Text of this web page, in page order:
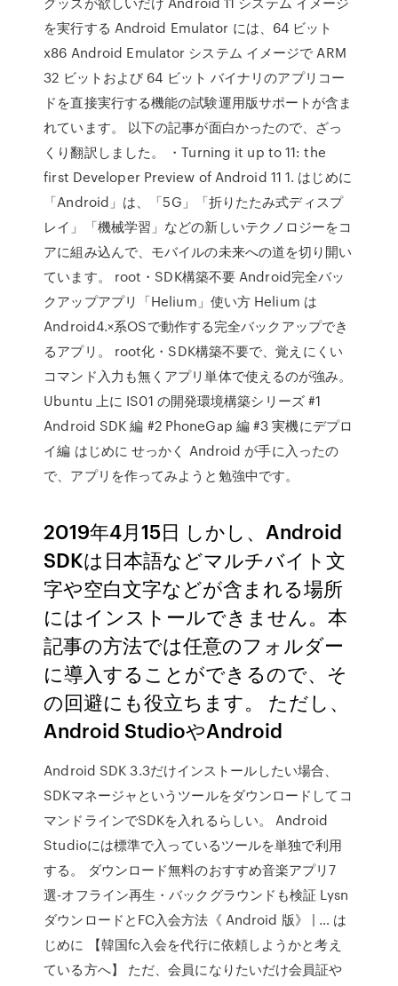
を実行する Android Emulator には、64 ビット
x86 Android Emulator システム イメージで ARM
32 ビットおよび 64 ビット バイナリのアプリコー
ドを直接実行する機能の試験運用版サポートが含ま
れています。 以下の記事が面白かったので、ざっ
くり翻訳しました。 ・Turning it up to 11: the
first Developer Preview of Android 11 1. はじめに
「Android」は、「5G」「折りたたみ式ディスプ
レイ」「機械学習」などの新しいテクノロジーをコ
アに組み込んで、モバイルの未来への道を切り開い
ています。 root・SDK構築不要 Android完全バッ
クアップアプリ「Helium」使い方 Helium は
Android4.×系OSで動作する完全バックアップでき
るアプリ。 root化・SDK構築不要で、覚えにくい
コマンド入力も無くアプリ単体で使えるのが強み。
Ubuntu 上に IS01 の開発環境構築シリーズ #1
Android SDK 編 #2 PhoneGap 編 #3 実機にデプロ
イ編 はじめに せっかく Android が手に入ったの
で、アプリを作ってみようと勉強中です。
2019年4月15日 しかし、Android
SDKは日本語などマルチバイト文
字や空白文字などが含まれる場所
にはインストールできません。本
記事の方法では任意のフォルダー
に導入することができるので、そ
の回避にも役立ちます。 ただし、
Android StudioやAndroid
Android SDK 3.3だけインストールしたい場合、
SDKマネージャというツールをダウンロードしてコ
マンドラインでSDKを入れるらしい。 Android
Studioには標準で入っているツールを単独で利用
する。 ダウンロード無料のおすすめ音楽アプリ7
選-オフライン再生・バックグラウンドも検証 Lysn
ダウンロードとFC入会方法《 Android 版》 | … は
じめに 【韓国fc入会を代行に依頼しようかと考え
ている方へ】 ただ、会員になりたいだけ会員証や